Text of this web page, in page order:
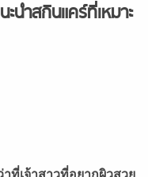
นำสกินแคร์ที่เหมาะ